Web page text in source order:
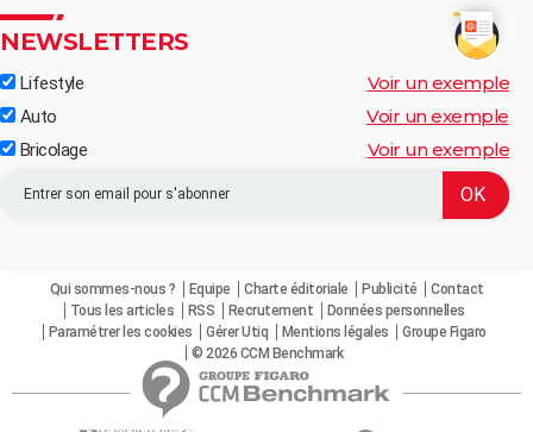
NEWSLETTERS
Lifestyle Voir un exemple
Auto Voir un exemple
Bricolage Voir un exemple
Qui sommes-nous ? Equipe Charte éditoriale Publicité
Contact
Tous les articles
RSS Recrutement
Données personnelles
Paramétrer les cookies
Gérer Utiq Mentions légales
Groupe Figaro
© 2026 CCM Benchmark